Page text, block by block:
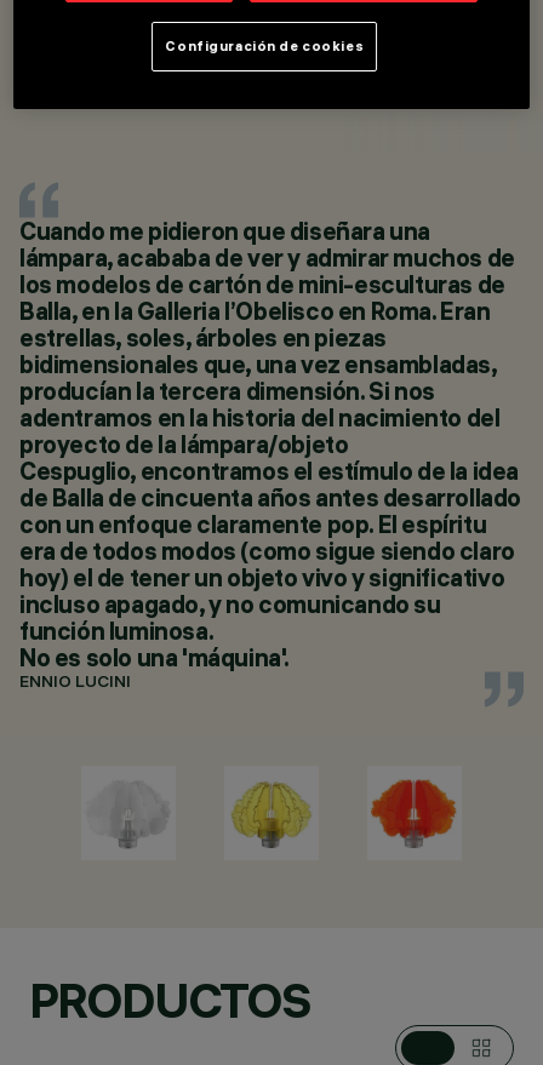
LUMINARIAS DE PIE Y
3
SHOP ONLINE
PRODUCTOS
Cuando me pidieron que diseñara una
lámpara, acababa de ver y admirar muchos de
los modelos de cartón de mini-esculturas de
Balla, en la Galleria l’Obelisco en Roma. Eran
estrellas, soles, árboles en piezas
bidimensionales que, una vez ensambladas,
producían la tercera dimensión. Si nos
adentramos en la historia del nacimiento del
proyecto de la lámpara/objeto
Cespuglio, encontramos el estímulo de la idea
de Balla de cincuenta años antes desarrollado
con un enfoque claramente pop. El espíritu
era de todos modos (como sigue siendo claro
hoy) el de tener un objeto vivo y significativo
incluso apagado, y no comunicando su
función luminosa.
No es solo una 'máquina'.
ENNIO LUCINI
PRODUCTOS
Configuración de cookies